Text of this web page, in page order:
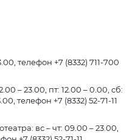
телефон +7 (8332) 711-700
– 23.00, пт: 12.00 – 0.00, сб:
телефон +7 (8332) 52-71-11
вс – чт: 09.00 – 23.00,